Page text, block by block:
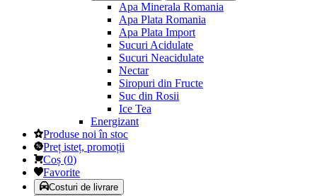
Apa Minerala Romania
Apa Plata Romania
Apa Plata Import
Sucuri Acidulate
Sucuri Neacidulate
Nectar
Siropuri din Fructe
Suc din Rosii
Ice Tea
Energizant
Produse noi în stoc
Preț isteț, promoții
Coș (0)
Favorite
Costuri de livrare